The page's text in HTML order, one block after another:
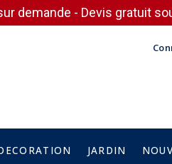
demande - Devis gratuit
JARDIN